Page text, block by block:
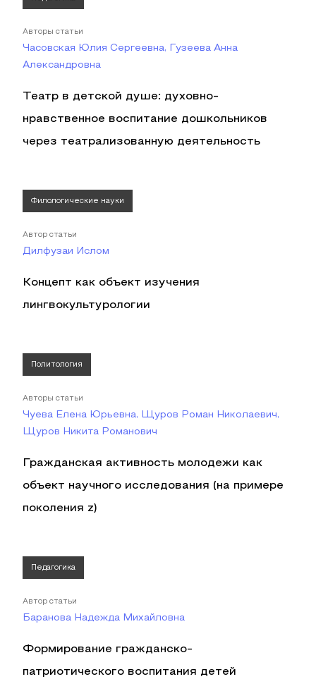
Авторы статьи
Часовская Юлия Сергеевна, Гузеева Анна
Александровна
Театр в детской душе: духовно-
нравственное воспитание дошкольников
через театрализованную деятельность
Филологические науки
Автор статьи
Дилфузаи Ислом
Концепт как объект изучения
лингвокультурологии
Политология
Авторы статьи
Чуева Елена Юрьевна, Щуров Роман Николаевич,
Щуров Никита Романович
Гражданская активность молодежи как
объект научного исследования (на примере
поколения z)
Педагогика
Автор статьи
Баранова Надежда Михайловна
Формирование гражданско-
патриотического воспитания детей